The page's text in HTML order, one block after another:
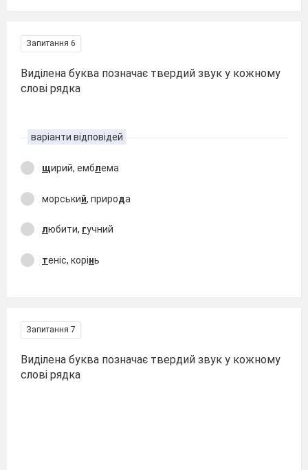
Запитання 6
Виділена буква позначає твердий звук у кожному
слові рядка
варіанти відповідей
щирий, емблема
морський, природа
любити, гучний
теніс, корінь
Запитання 7
Виділена буква позначає твердий звук у кожному
слові рядка